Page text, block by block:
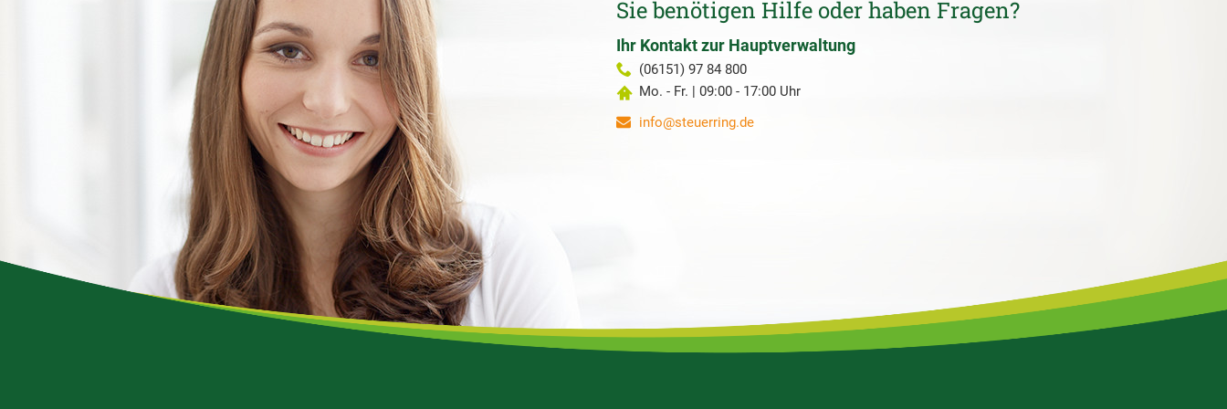
Sie benötigen Hilfe oder haben Fragen?
Ihr Kontakt zur Hauptverwaltung
(06151) 97 84 800
Mo. - Fr. | 09:00 - 17:00 Uhr
info@steuerring.de